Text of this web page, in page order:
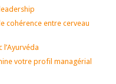
cohérence entre cerveau
votre profil managérial